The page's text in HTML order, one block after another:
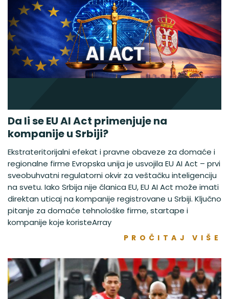
Da li se EU AI Act primenjuje na
kompanije u Srbiji?
Ekstrateritorijalni efekat i pravne obaveze za domaće i
regionalne firme Evropska unija je usvojila EU AI Act – prvi
sveobuhvatni regulatorni okvir za veštačku inteligenciju
na svetu. Iako Srbija nije članica EU, EU AI Act može imati
direktan uticaj na kompanije registrovane u Srbiji. Ključno
pitanje za domaće tehnološke firme, startape i
kompanije koje koristeArray
PROČITAJ VIŠE